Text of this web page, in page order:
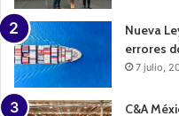
Nueva
errores
7 julio,
C&A